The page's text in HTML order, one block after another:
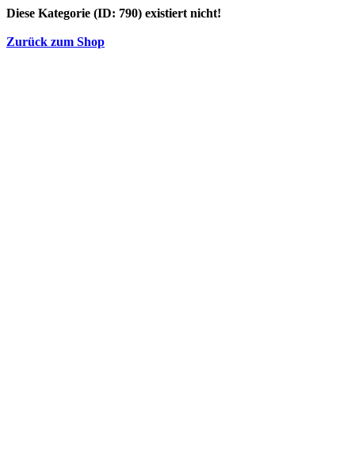
Diese Kategorie (ID: 790) existiert nicht!
Zurück zum Shop